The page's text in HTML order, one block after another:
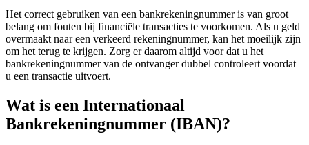
Het correct gebruiken van een bankrekeningnummer is van groot
belang om fouten bij financiële transacties te voorkomen. Als u geld
overmaakt naar een verkeerd rekeningnummer, kan het moeilijk zijn
om het terug te krijgen. Zorg er daarom altijd voor dat u het
bankrekeningnummer van de ontvanger dubbel controleert voordat
u een transactie uitvoert.
Wat is een Internationaal
Bankrekeningnummer (IBAN)?